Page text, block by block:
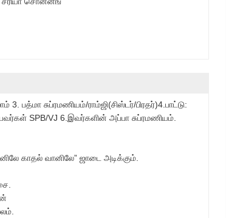
பத்மா சுப்ரமணியம்/ராம்ஜி(சிஸ்டர்/பிரதர்)4.பாட்டு:
SPB/VJ 6.இவர்களின் அப்பா சுப்ரமணியம்.
காதல் வானிலே” ஜாடை அடிக்கும்.